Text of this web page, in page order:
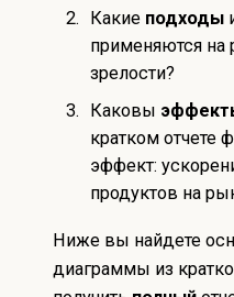
Какие подходы
применяются на
зрелости?
Каковы
кратком отчете
эффект:
продуктов на
Ниже вы найдете
диаграммы из